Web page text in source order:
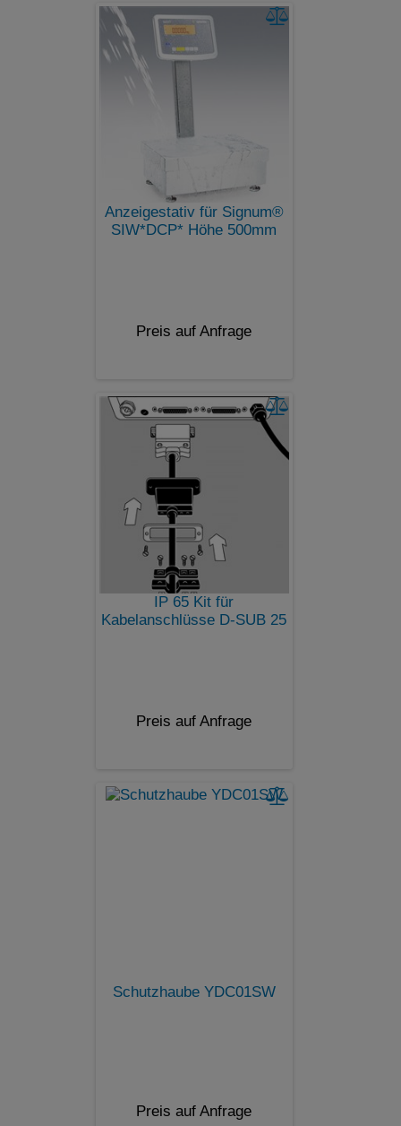
Anzeigestativ für Signum®
SIW*DCP* Höhe 500mm
Preis auf Anfrage
IP 65 Kit für
Kabelanschlüsse D-SUB 25
Preis auf Anfrage
Schutzhaube YDC01SW
Preis auf Anfrage